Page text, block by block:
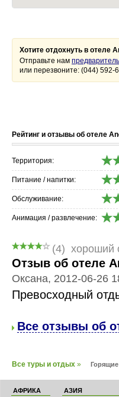
Хотите отдохнуть в отеле
Отправьте нам
или перезвоните: (044) 592-
Рейтинг и отзывы об отеле
Территория:
Питание / напитки:
Обслуживание:
Анимация / развлечение:
(4) хороший
Отзыв об отеле
Оксана, 2012-06-26
Превосходный
Все отзывы об
Все туры и отдых »
АФРИКА
АЗИЯ